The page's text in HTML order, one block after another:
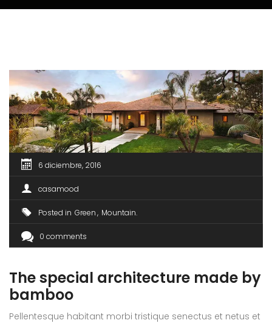
6 diciembre, 2016
casamood
Posted in Green Mountain
0 comments
The special architecture made by
bamboo
Pellentesque habitant morbi tristique senectus et netus et